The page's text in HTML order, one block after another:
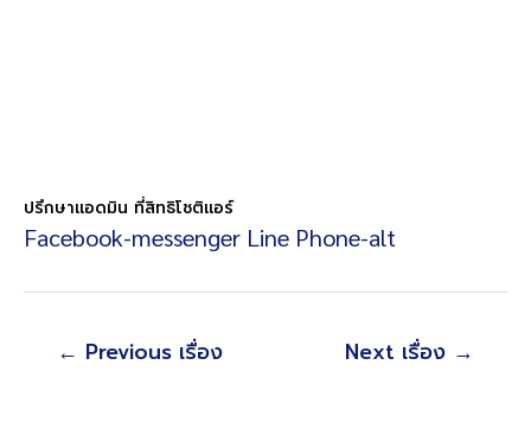
ปรึกษาแอดมิน ที่สิทธิโชติแอร์
Facebook-messenger Line Phone-alt
แนะแนว
← Previous เรื่อง Next เรื่อง →